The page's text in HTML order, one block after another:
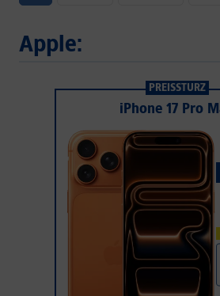
Apple:
PREISSTURZ
iPhone 17 Pro